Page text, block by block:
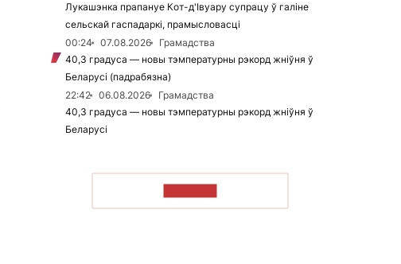
Лукашэнка прапануе Кот-д'Івуару супрацу ў галіне
сельскай гаспадаркі, прамысловасці
00:24
07.08.2026
Грамадства
40,3 градуса — новы тэмпературны рэкорд жніўня ў
Беларусі (падрабязна)
22:42
06.08.2026
Грамадства
40,3 градуса — новы тэмпературны рэкорд жніўня ў
Беларусі